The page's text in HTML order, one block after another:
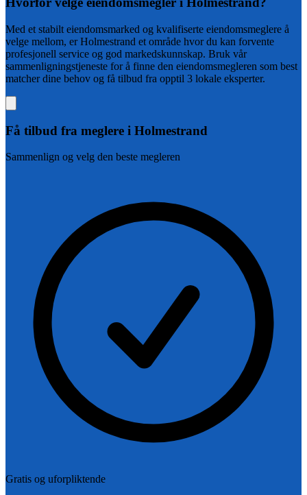
Med et stabilt eiendomsmarked og kvalifiserte eiendomsmeglere å
velge mellom, erHolmestrand et område hvor du kan forvente
profesjonell service og god markedskunnskap. Bruk vår
sammenligningstjeneste for å finne den eiendomsmegleren som best
matcher dine behov og få tilbud fra opptil 3 lokale eksperter.
Få tilbud fra meglere i Holmestrand
Sammenlign og velg den beste megleren
Gratis og uforpliktende